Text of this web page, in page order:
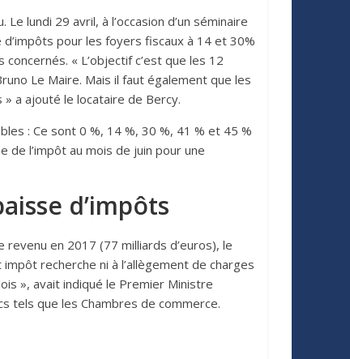
lundi 29 avril, à l’occasion d’un séminaire
pour les foyers fiscaux à 14 et 30%
« L’objectif c’est que les 12
Le Maire. Mais il faut également que les
a ajouté le locataire de Bercy.
: Ce sont 0 %, 14 %, 30 %, 41 % et 45 %
l’impôt au mois de juin pour une
d’impôts
en 2017 (77 milliards d’euros), le
recherche ni à l’allègement de charges
», avait indiqué le Premier Ministre
tels que les Chambres de commerce.